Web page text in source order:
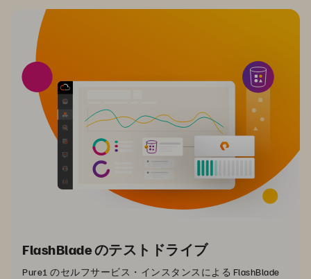
FlashBlade のテストドライブ
Pure1 のセルフサービス・インスタンスによる FlashBlade